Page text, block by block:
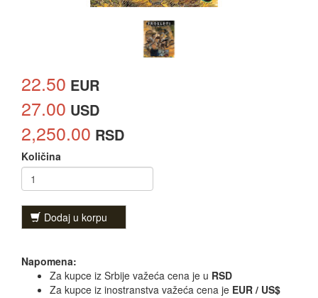
22.50 EUR
27.00 USD
2,250.00 RSD
Količina
Dodaj u korpu
Napomena:
Za kupce iz Srbije važeća cena je u RSD
Za kupce iz inostranstva važeća cena je EUR / US$